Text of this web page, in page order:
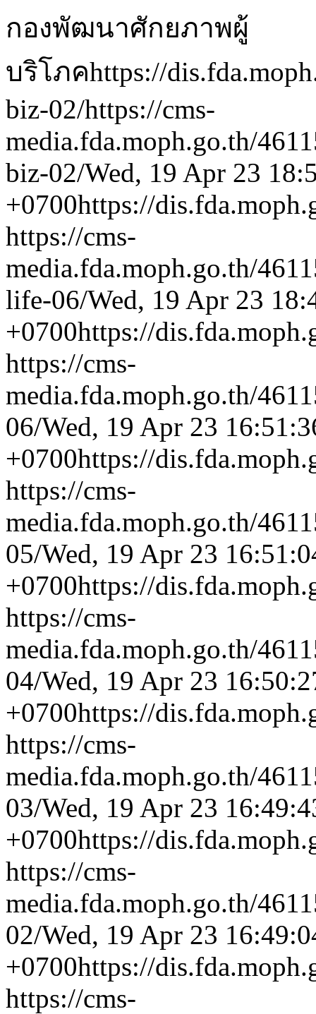
กองพัฒนาศักยภาพผู้
บริโภคhttps://
biz-02/https://cms-
media.fda.moph.go.th/
biz-02/Wed, 19 Apr 23
+0700https://
https://cms-
media.fda.moph.go.th/
life-06/Wed, 19 Apr 23
+0700https://
https://cms-
media.fda.moph.go.th/
06/Wed, 19 Apr 23
+0700https://
https://cms-
media.fda.moph.go.th/
05/Wed, 19 Apr 23
+0700https://
https://cms-
media.fda.moph.go.th/
04/Wed, 19 Apr 23
+0700https://
https://cms-
media.fda.moph.go.th/
03/Wed, 19 Apr 23
+0700https://
https://cms-
media.fda.moph.go.th/
02/Wed, 19 Apr 23
+0700https://
https://cms-